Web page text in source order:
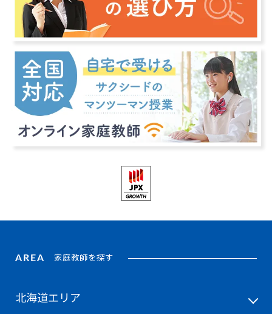
AREA 家庭教師を探す
北海道エリア